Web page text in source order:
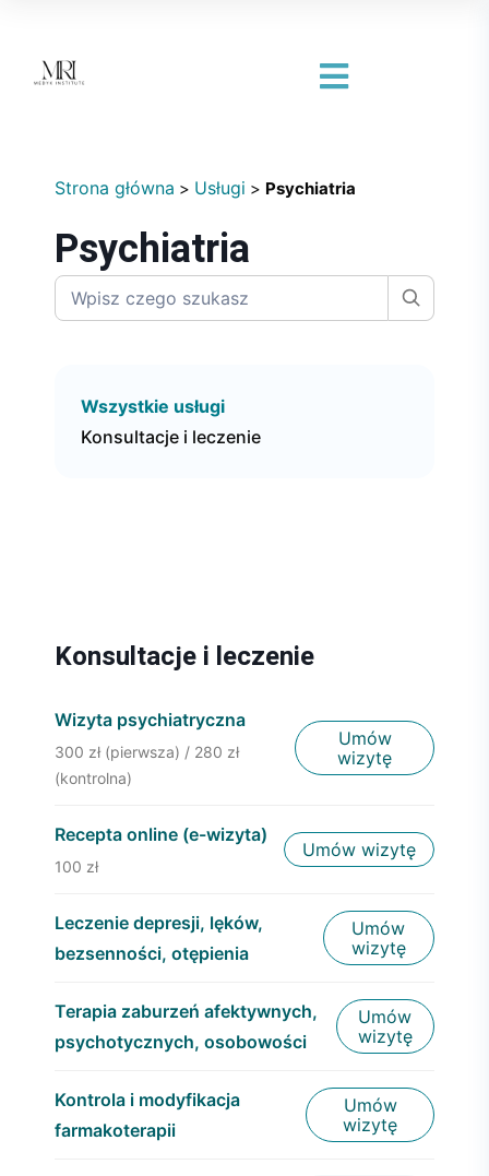
Strona główna > Usługi > Psychiatria
Psychiatria
Wszystkie usługi
Konsultacje i leczenie
Konsultacje i leczenie
Wizyta psychiatryczna
300 zł (pierwsza) / 280 zł
(kontrolna)
Umów
wizytę
Recepta online (e-wizyta)
100 zł
Umów wizytę
Leczenie depresji, lęków,
bezsenności, otępienia
Umów
wizytę
Terapia zaburzeń afektywnych,
psychotycznych, osobowości
Umów
wizytę
Kontrola i modyfikacja
farmakoterapii
Umów
wizytę